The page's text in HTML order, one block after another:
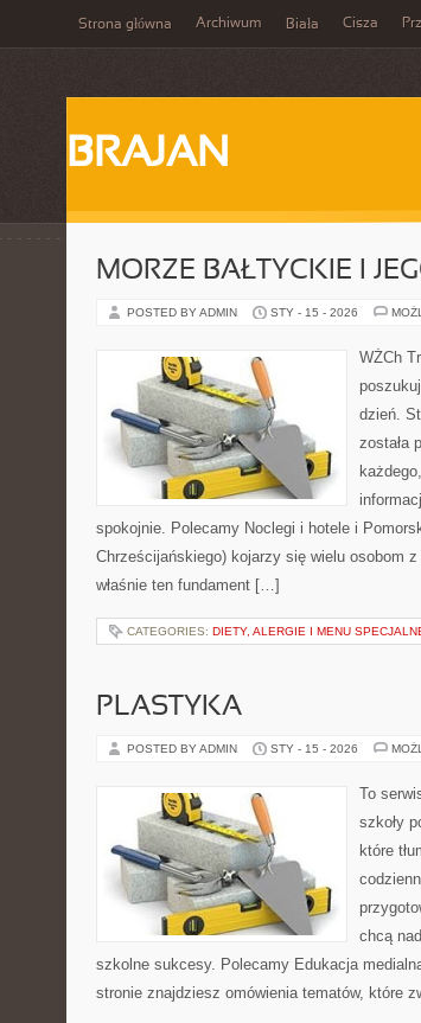
Strona główna Archiwum Biała Cisza
BRAJAN
MORZE BAŁTYCKIE I
POSTED BY ADMIN STY - 15 - 2026
WŻCh
dzień.
została
spokojnie. Polecamy Noclegi i hotele i
Chrześcijańskiego) kojarzy się wielu osobom
właśnie ten fundament […]
CATEGORIES: DIETY, ALERGIE I MENU
PLASTYKA
POSTED BY ADMIN STY - 15 - 2026
To
szkoły
które
chcą
szkolne sukcesy. Polecamy Edukacja
stronie znajdziesz omówienia tematów, które